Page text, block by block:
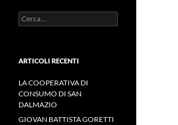
Ricerca
per:
ARTICOLI RECENTI
LA COOPERATIVA DI
CONSUMO DI SAN
DALMAZIO
GIOVAN BATTISTA GORETTI